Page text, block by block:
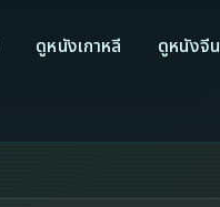
ดูหนังเกาหลี ดูหนังจีน